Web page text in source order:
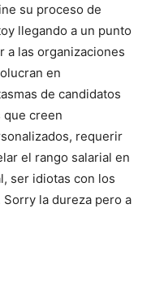
su proceso de
llegando a un punto
a las organizaciones
en
de candidatos
que creen
requerir
el rango salarial en
ser idiotas con los
la dureza pero a